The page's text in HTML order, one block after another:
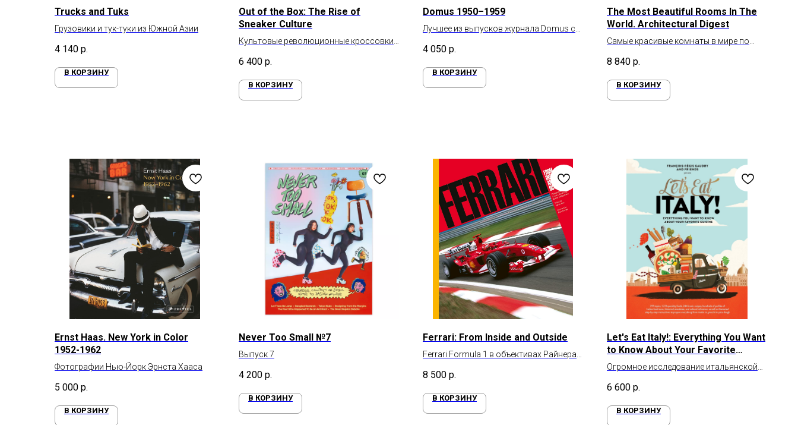
Trucks and Tuks
Грузовики и тук-туки из Южной Азии
4 140 р.
В КОРЗИНУ
Out of the Box: The Rise of
Sneaker Culture
Культовые революционные кроссовки
6 400 р.
В КОРЗИНУ
Domus 1950–1959
Лучшее из выпусков журнала Domus с
4 050 р.
В КОРЗИНУ
The Most Beautiful Rooms In The
World. Architectural Digest
Самые красивые комнаты в мире по
8 840 р.
В КОРЗИНУ
Ernst Haas. New York in Color
1952-1962
Фотографии Нью-Йорк Эрнста Хааса
5 000 р.
В КОРЗИНУ
Never Too Small №7
Выпуск 7
4 200 р.
В КОРЗИНУ
Ferrari: From Inside and Outside
Ferrari Formula 1 в объективах Райнера
8 500 р.
В КОРЗИНУ
Let's Eat Italy!: Everything You Want
to Know About Your Favorite
Cuisine
Огромное исследование итальянской
6 600 р.
В КОРЗИНУ